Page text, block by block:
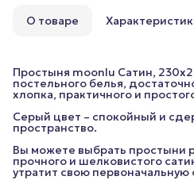
О товаре
Простыня moonlu Сатин,
постельного белья,
хлопка, практичного и
Серый цвет – спокойный и
пространство.
Вы можете выбрать простыни
прочного и шелковистого
утратит свою